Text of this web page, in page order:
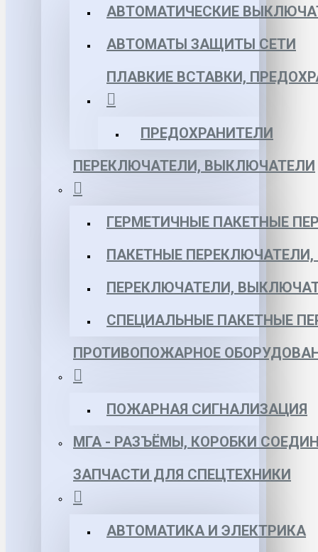
АВТОМАТИЧЕСКИЕ
АВТОМАТЫ ЗАЩИТЫ СЕТИ
ПЛАВКИЕ ВСТАВКИ,
ПРЕДОХРАНИТЕЛИ
ПЕРЕКЛЮЧАТЕЛИ, ВЫКЛЮЧАТЕЛИ
ГЕРМЕТИЧНЫЕ ПАКЕТНЫЕ
ПАКЕТНЫЕ
ПЕРЕКЛЮЧАТЕЛИ,
СПЕЦИАЛЬНЫЕ ПАКЕТНЫЕ
ПРОТИВОПОЖАРНОЕ
ПОЖАРНАЯ СИГНАЛИЗАЦИЯ
МГА - РАЗЪЁМЫ, КОРОБКИ
ЗАПЧАСТИ ДЛЯ СПЕЦТЕХНИКИ
АВТОМАТИКА И ЭЛЕКТРИКА